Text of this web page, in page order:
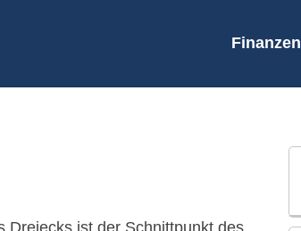
Finanzen
Dreiecks ist der Schnittpunkt des